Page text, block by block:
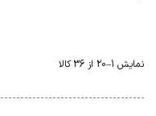
نمایش 1–20 از 36 کالا